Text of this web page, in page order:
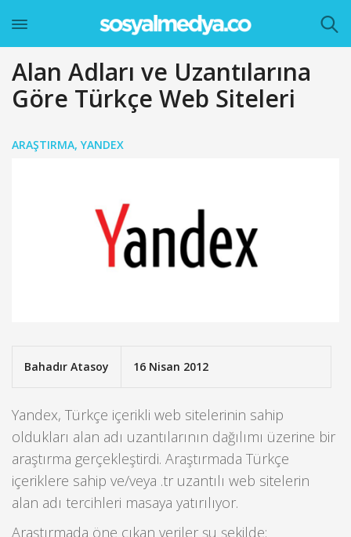
Alan Adları ve Uzantılarına
Göre Türkçe Web Siteleri
ARAŞTIRMA, YANDEX
Bahadır Atasoy 16 Nisan 2012
Yandex, Türkçe içerikli web sitelerinin sahip
oldukları alan adı uzantılarının dağılımı üzerine bir
araştırma gerçekleştirdi. Araştırmada Türkçe
içeriklere sahip ve/veya .tr uzantılı web sitelerin
alan adı tercihleri masaya yatırılıyor.
Araştırmada öne çıkan veriler şu şekilde: